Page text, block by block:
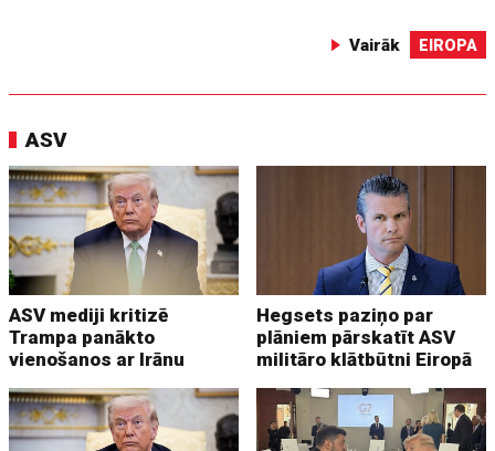
Vairāk EIROPA
ASV
ASV mediji kritizē
Trampa panākto
vienošanos ar Irānu
Hegsets paziņo par
plāniem pārskatīt ASV
militāro klātbūtni Eiropā